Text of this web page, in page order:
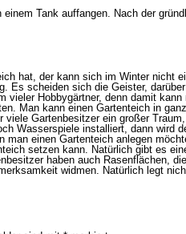
Tank auffangen. Nach der
hat, der kann sich im Winter nicht
Es scheiden sich die Geister,
vieler Hobbygärtner, denn damit
Man kann einen Gartenteich in
viele Gartenbesitzer ein großer
Wasserspiele installiert, dann wird
man einen Gartenteich anlegen
setzen kann. Natürlich gibt es
haben auch Rasenflächen,
widmen. Natürlich legt